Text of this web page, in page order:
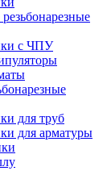
с ЧПУ
для труб
для арматуры